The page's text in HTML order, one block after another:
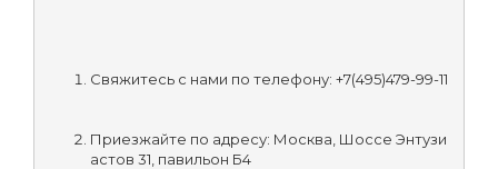
Свяжитесь с нами по телефону: +7(495)479-99-11
Приезжайте по адресу: Москва, Шоссе Энтузи
астов 31, павильон Б4